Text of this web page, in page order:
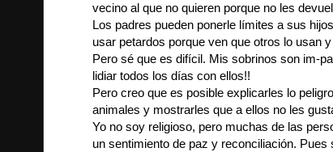
vecino al que no quieren porque no les
Los padres pueden ponerle límites a sus
usar petardos porque ven que otros lo usan
Pero sé que es difícil. Mis sobrinos son im-
lidiar todos los días con ellos!!
Pero creo que es posible explicarles lo
animales y mostrarles que a ellos no les
Yo no soy religioso, pero muchas de las
un sentimiento de paz y reconciliación.